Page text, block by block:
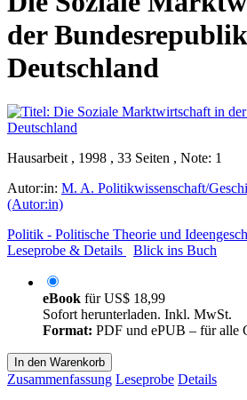
der Bundesrepublik
Deutschland
Hausarbeit , 1998 , 33 Seiten , Note: 1
Autor:in: M. A. Politikwissenschaft/
(Autor:in)
Politik - Politische Theorie und
Leseprobe & Details
Blick ins Buch
eBook fürUS$ 18,99
Sofort herunterladen. Inkl. MwSt.
Format: PDF und ePUB – für alle
In den Warenkorb
Zusammenfassung Leseprobe Details